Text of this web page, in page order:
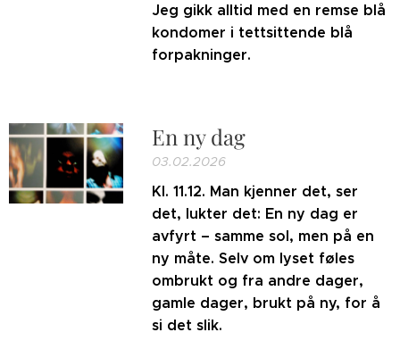
Jeg gikk alltid med en remse blå
kondomer i tettsittende blå
forpakninger.
En ny dag
03.02.2026
Kl. 11.12. Man kjenner det, ser
det, lukter det: En ny dag er
avfyrt – samme sol, men på en
ny måte. Selv om lyset føles
ombrukt og fra andre dager,
gamle dager, brukt på ny, for å
si det slik.